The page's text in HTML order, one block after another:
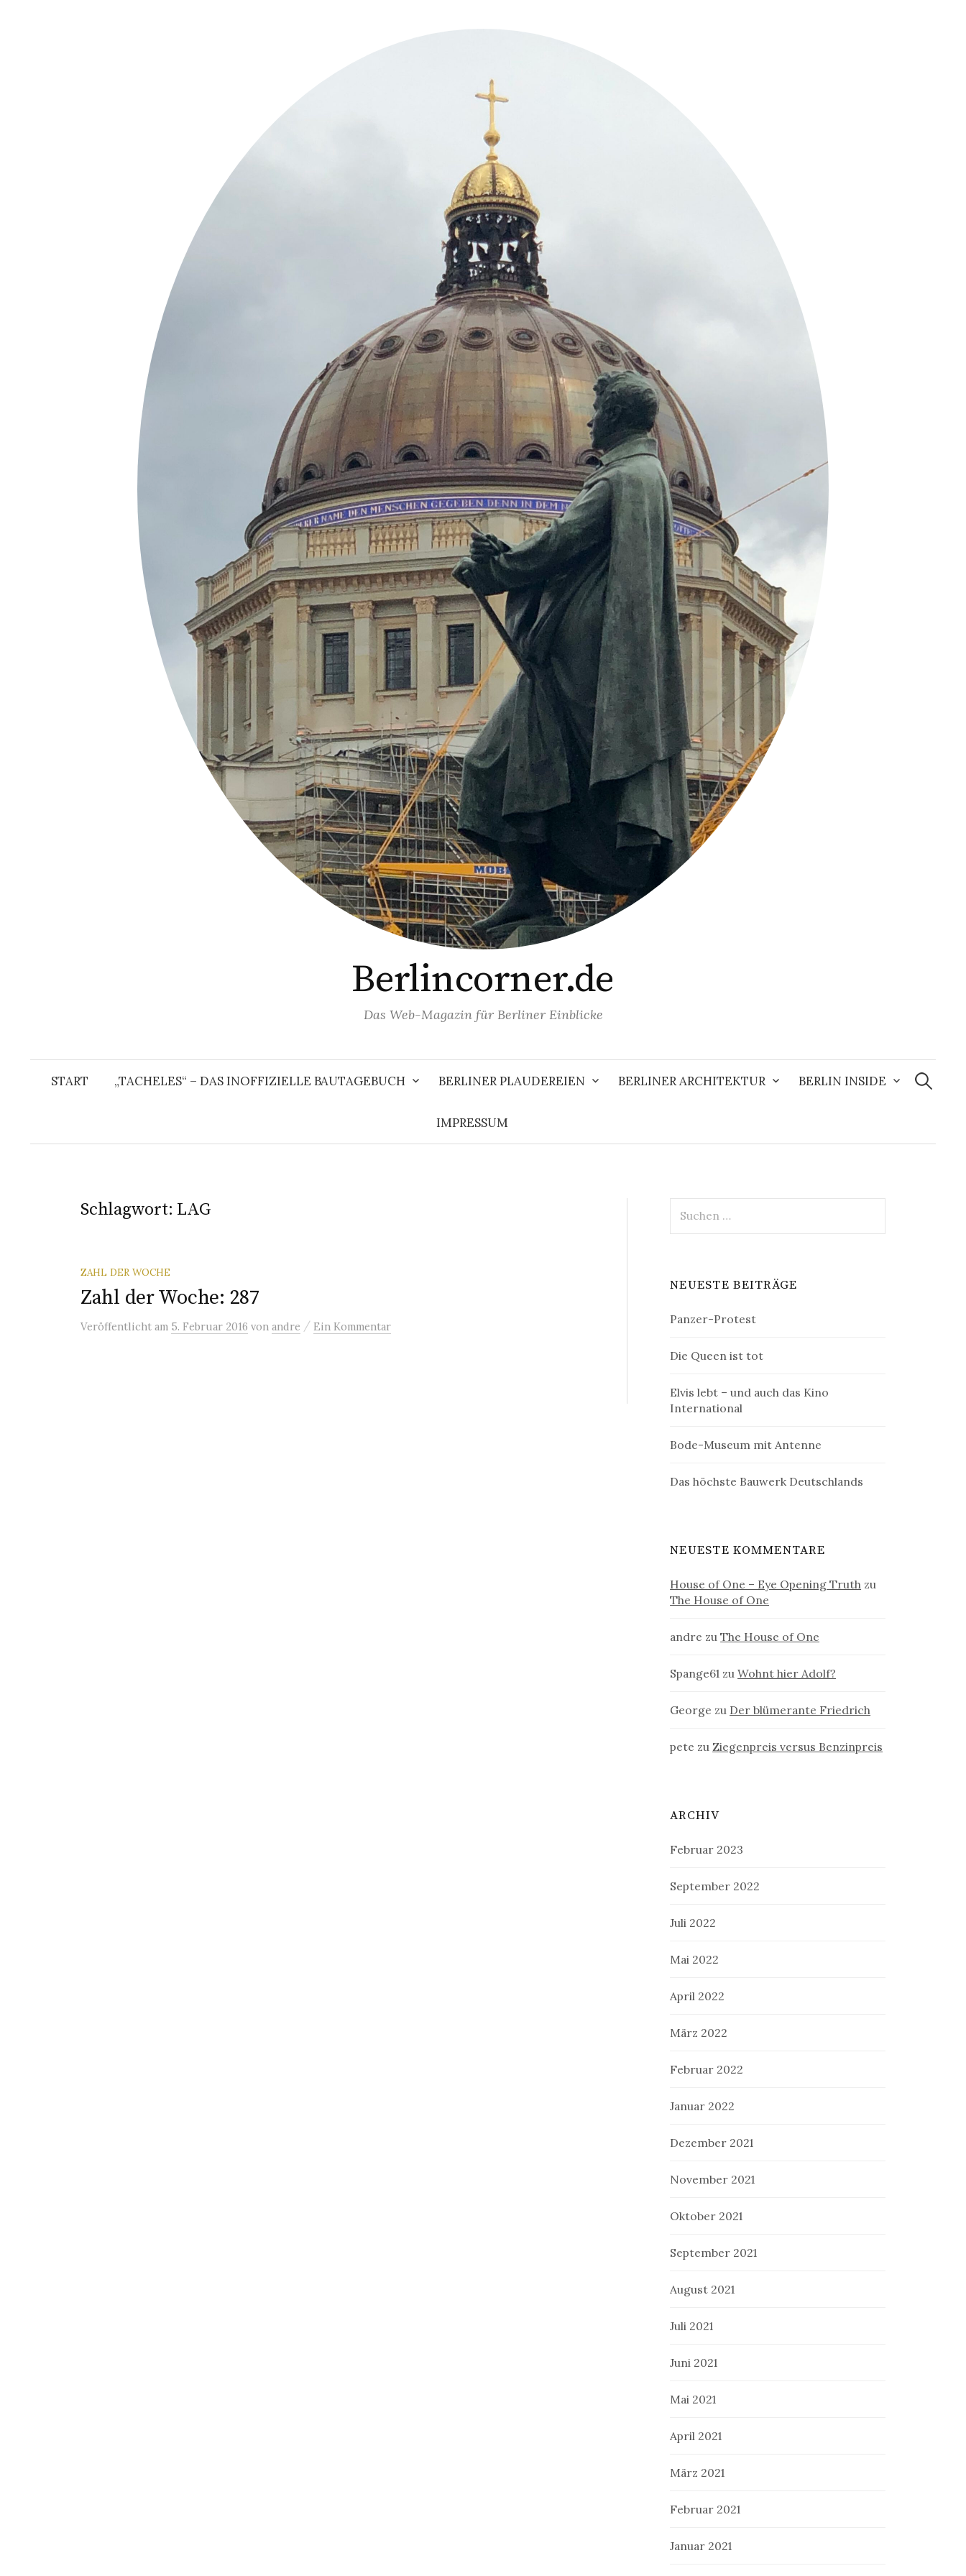
Berlincorner.de
Das Web-Magazin für Berliner Einblicke
START „TACHELES“ – DAS INOFFIZIELLE BAUTAGEBUCH BERLINER PLAUDEREIEN BERLINER ARCHITEKTUR BERLIN INSIDE
IMPRESSUM
Suchen
nach:
Schlagwort: LAG
ZAHL DER WOCHE
Zahl der Woche: 287
Veröffentlicht am 5. Februar 2016 von andre / Ein Kommentar
nach:
NEUESTE BEITRÄGE
Panzer-Protest
Die Queen ist tot
Elvis lebt – und auch das Kino
International
Bode-Museum mit Antenne
Das höchste Bauwerk Deutschlands
NEUESTE KOMMENTARE
House of One – Eye Opening Truth zu
The House of One
andre zuThe House of One
Spange61 zuWohnt hier Adolf?
George zu Der blümerante Friedrich
pete zu Ziegenpreis versus Benzinpreis
ARCHIV
Februar 2023
September 2022
Juli 2022
Mai 2022
April 2022
März 2022
Februar 2022
Januar 2022
Dezember 2021
November 2021
Oktober 2021
September 2021
August 2021
Juli 2021
Juni 2021
Mai 2021
April 2021
März 2021
Februar 2021
Januar 2021